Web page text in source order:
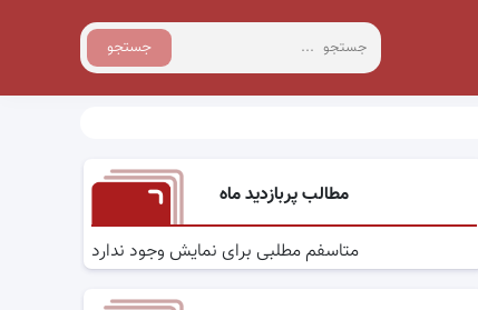
جستجو
مطالب پربازدید ماه
متاسفم مطلبی برای نمایش وجود ندارد